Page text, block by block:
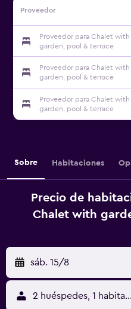
Proveedor
Proveedor para Chalet with
garden, pool & terrace
Proveedor para Chalet with
garden, pool & terrace
Proveedor para Chalet with
garden, pool & terrace
Sobre Habitaciones
Precio de
Chalet with
sáb. 15/8
2 huéspedes, 1